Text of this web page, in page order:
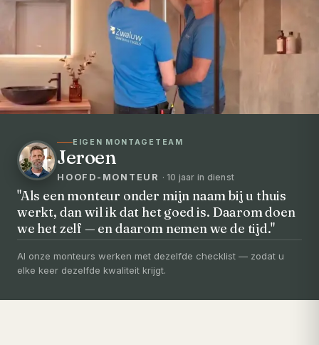
EIGEN MONTAGETEAM
Jeroen
HOOFD-MONTEUR · 10 jaar in dienst
"Als een monteur onder mijn naam bij u thuis
werkt, dan wil ik dat het goed is. Daarom doen
we het zelf — en daarom nemen we de tijd."
Al onze monteurs werken met dezelfde checklist — zodat u
elke keer dezelfde kwaliteit krijgt.
VOORHEEN → NA
Uw badkamer, volledig vernieuwd in
3-5 dagen
levertijd van slechts 4 weken.